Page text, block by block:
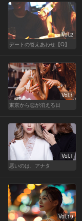
Vol.2
デートの答えあわせ【Q】
Vol.1
東京から恋が消える日
Vol.1
悪いのは、アナタ
Vol.19